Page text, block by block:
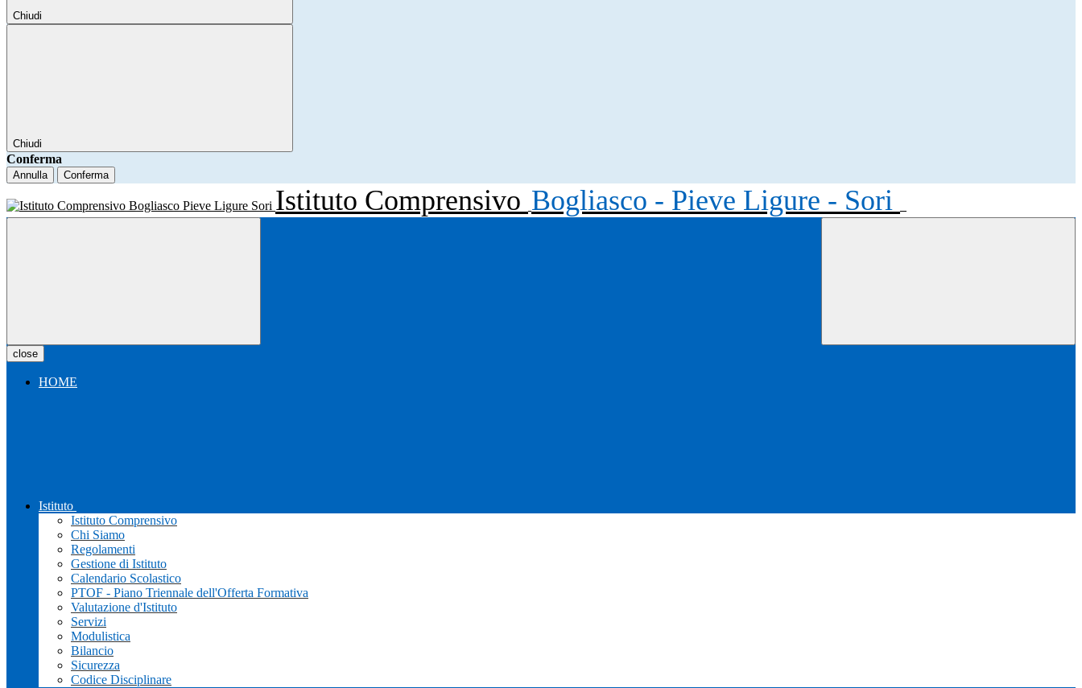
Chiudi
Chiudi
Conferma
Annulla Conferma
Istituto Comprensivo Bogliasco - Pieve Ligure - Sori
close
HOME
Istituto
Istituto Comprensivo
Chi Siamo
Regolamenti
Gestione di Istituto
Calendario Scolastico
PTOF - Piano Triennale dell'Offerta Formativa
Valutazione d'Istituto
Servizi
Modulistica
Bilancio
Sicurezza
Codice Disciplinare